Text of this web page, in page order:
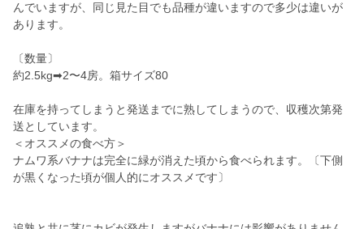
んでいますが、同じ見た目でも品種が違いますので多少は違いが
あります。
〔数量〕
約2.5kg➡︎2〜4房。箱サイズ80
在庫を持ってしまうと発送までに熟してしまうので、収穫次第発
送としています。
＜オススメの食べ方＞
ナムワ系バナナは完全に緑が消えた頃から食べられます。〔下側
が黒くなった頃が個人的にオススメです〕